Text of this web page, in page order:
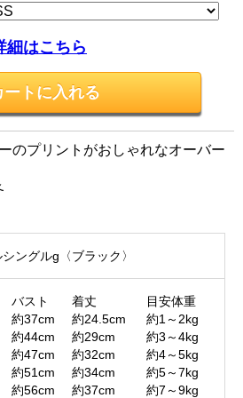
細はこちら
のプリントがおしゃれなオーバー
ングルg〈ブラック〉
バスト 着丈
目安体重
約37cm 約24.5cm
約1～2kg
約44cm 約29cm
約3～4kg
約47cm 約32cm
約4～5kg
約51cm 約34cm
約5～7kg
約56cm 約37cm 約7～9kg